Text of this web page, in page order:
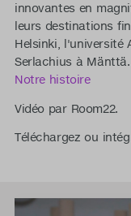
innovantes en
leurs destinations
Helsinki, l'université
Serlachius à Mänttä.
Notre histoire
Vidéo par Room22.
Téléchargez ou